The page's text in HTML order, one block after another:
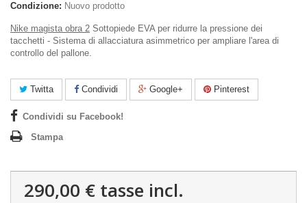
Condizione: Nuovo prodotto
Nike magista obra 2 Sottopiede EVA per ridurre la pressione dei
tacchetti - Sistema di allacciatura asimmetrico per ampliare l'area di
controllo del pallone.
Twitta Condividi Google+ Pinterest
Condividi su Facebook!
Stampa
290,00 € tasse incl.